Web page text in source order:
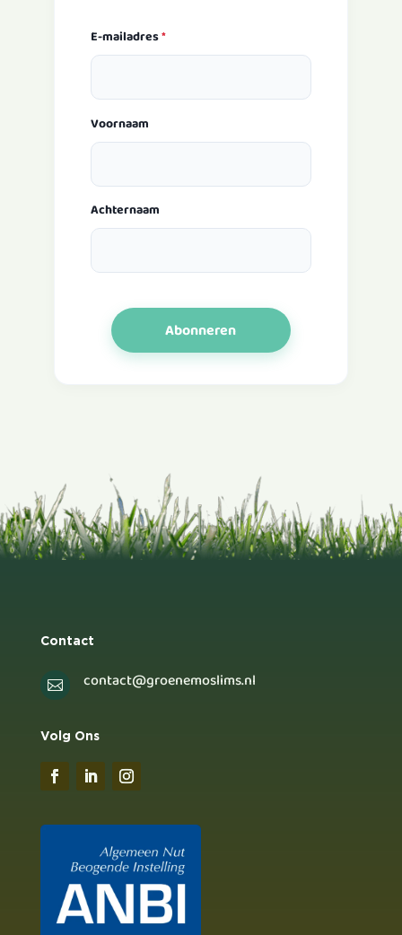
E-mailadres*
Voornaam
Achternaam
Abonneren
Contact
 contact@groenemoslims.nl
Volg Ons